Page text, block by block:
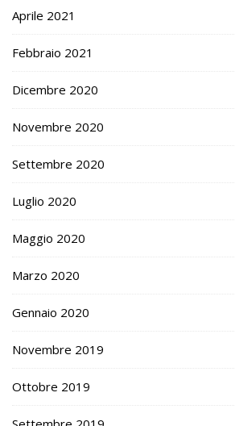
Aprile 2021
Febbraio 2021
Dicembre 2020
Novembre 2020
Settembre 2020
Luglio 2020
Maggio 2020
Marzo 2020
Gennaio 2020
Novembre 2019
Ottobre 2019